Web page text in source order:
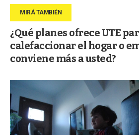
¿Qué planes ofrece UTE
calefaccionar el hogar o
conviene más a usted?